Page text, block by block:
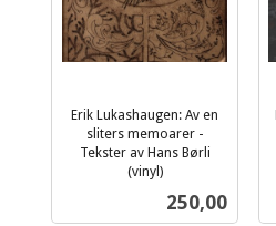
Erik Lukashaugen: Av en
sliters memoarer -
Tekster av Hans Børli
(vinyl)
Pris
250,00